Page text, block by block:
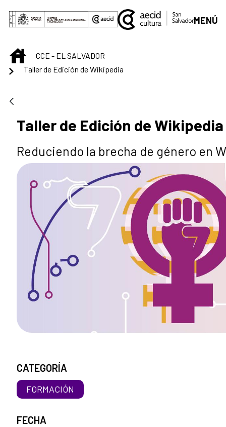
Saltar al contenido principal
MENÚ
INICIOCCE - EL SALVADOR
Taller de Edición de Wikipedia
Taller de Edición de Wikipedia
Reduciendo la brecha de género en
CATEGORÍA
FORMACIÓN
FECHA